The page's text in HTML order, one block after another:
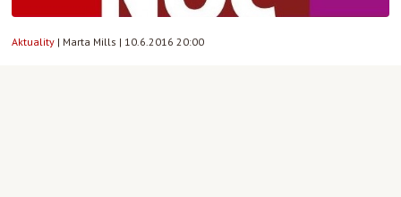
Aktuality | Marta Mills | 10.6.2016 20:00